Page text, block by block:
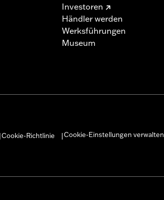
Investoren
Händler werden
Werksführungen
Museum
Cookie-Richtlinie Cookie-Einstellungen verwalten